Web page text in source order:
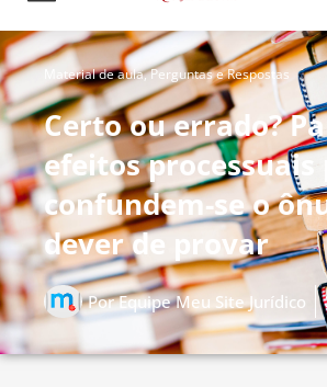
Material de aula,Perguntas e Respostas
Certo ou errado?
efeitos processuais
confundem-se o
dever de provar
PorEquipe Meu Site Jurídico